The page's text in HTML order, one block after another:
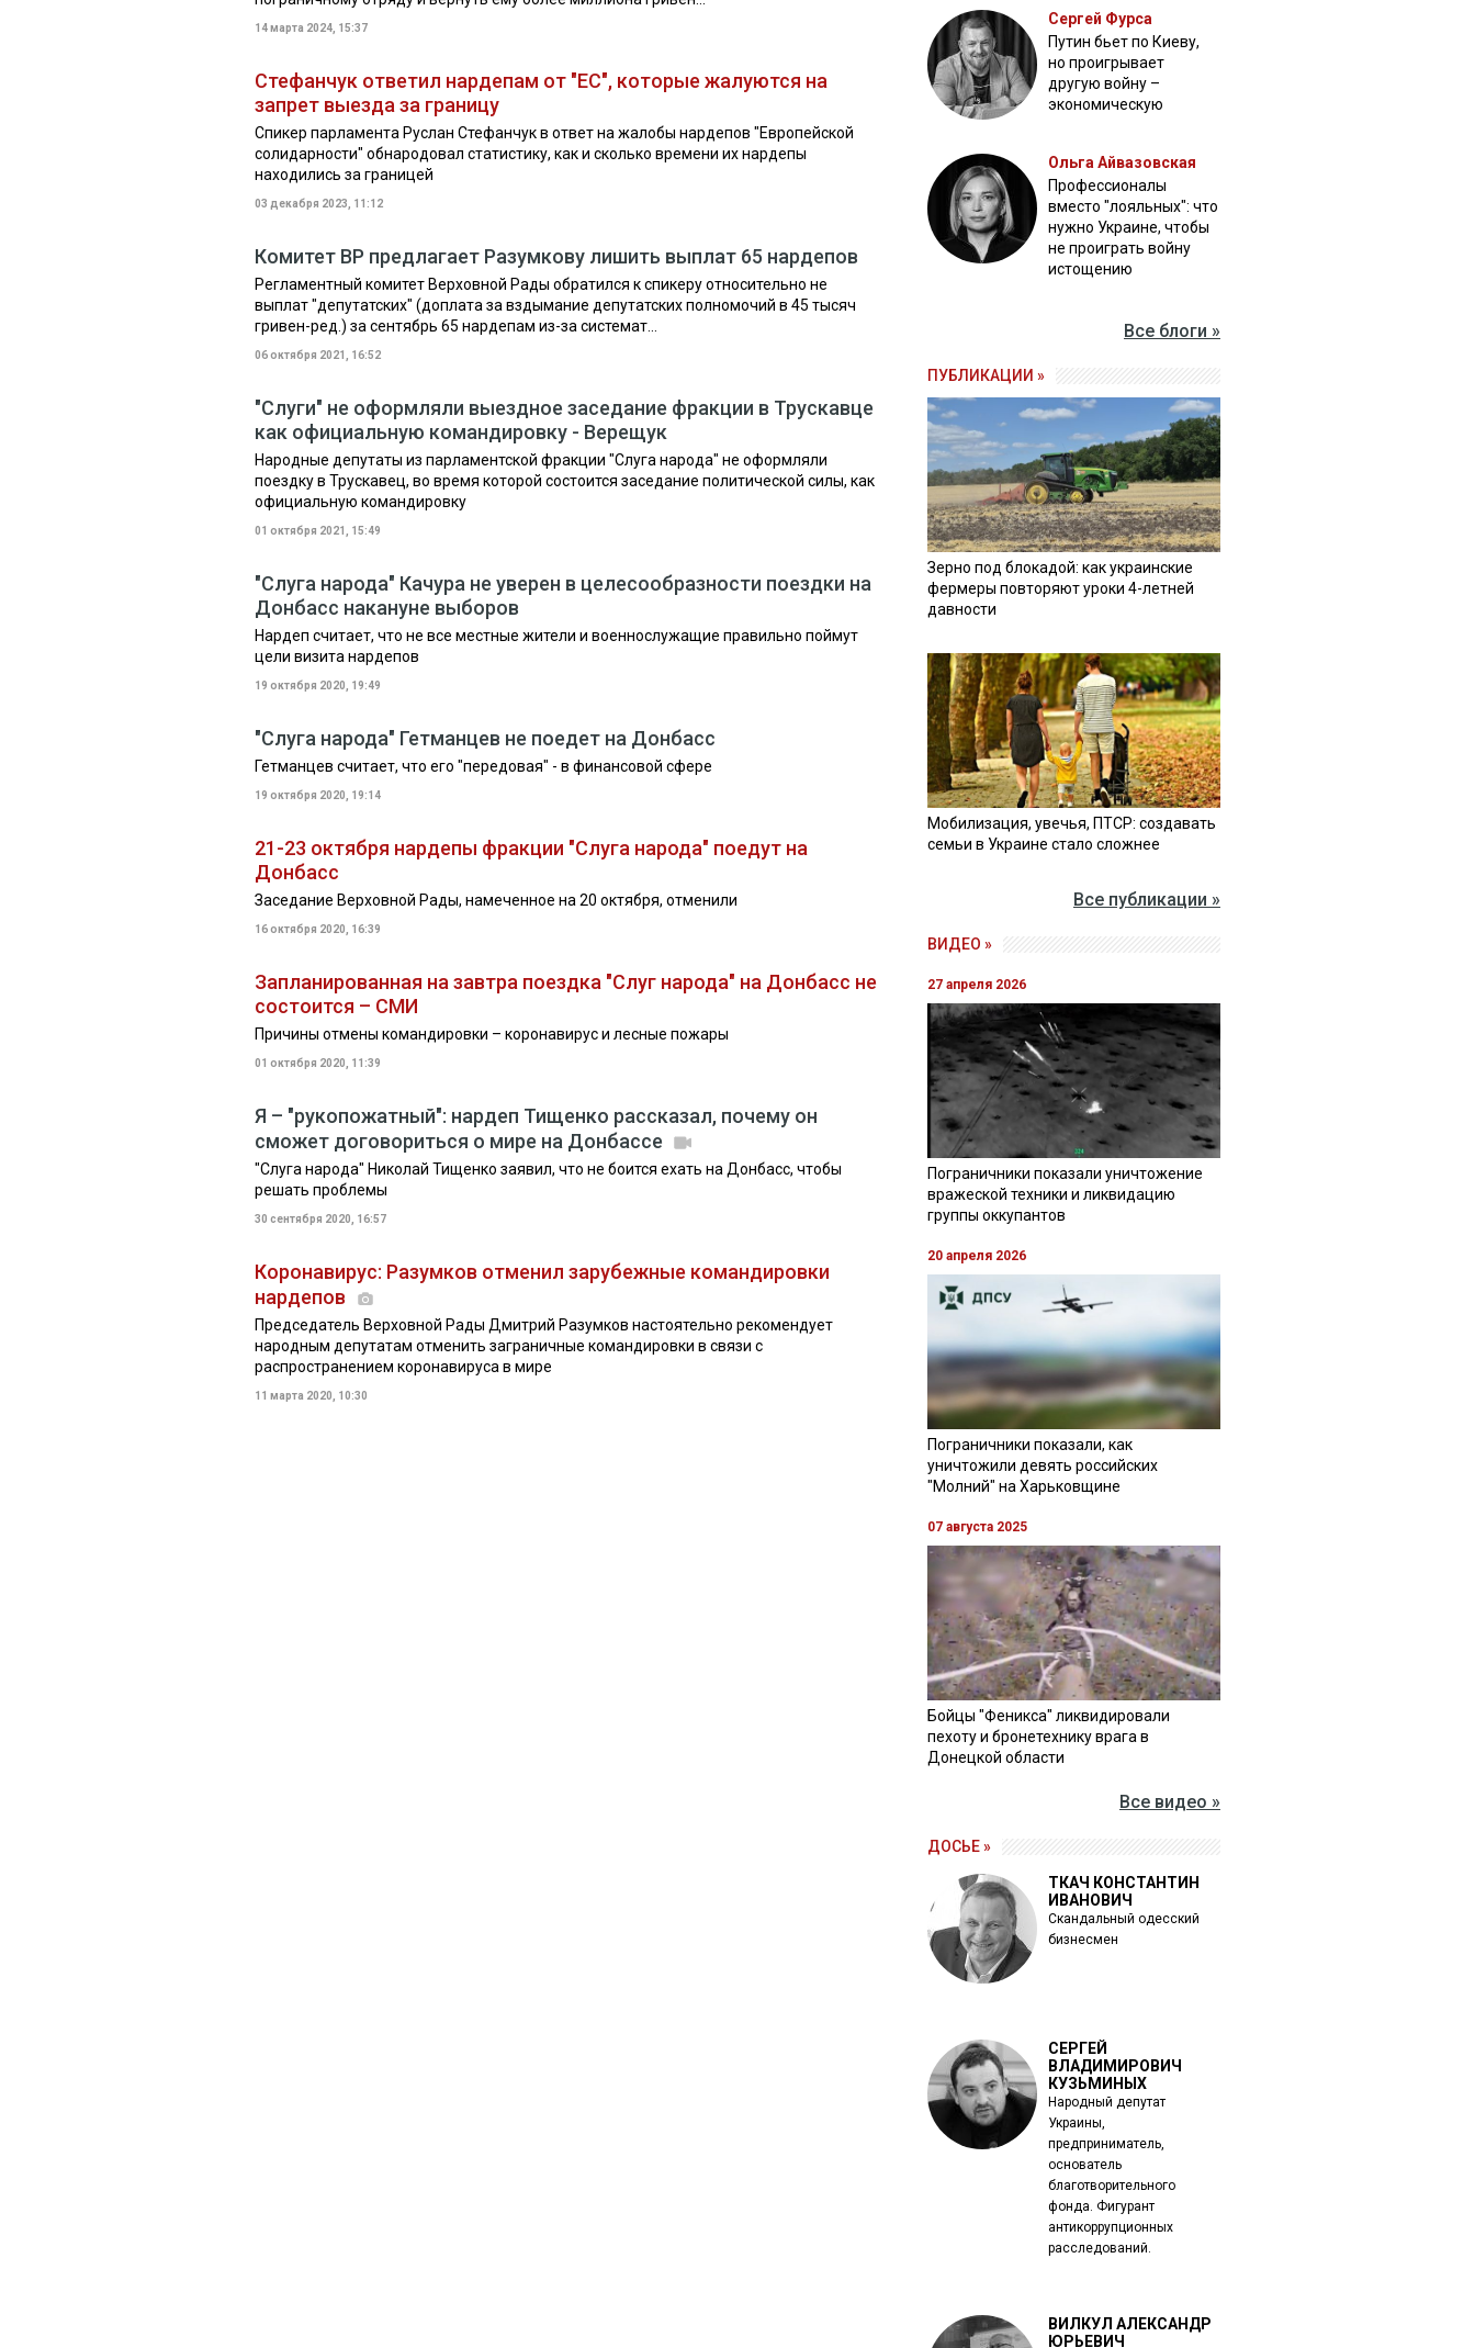
14 марта 2024, 15:37
Стефанчук ответил нардепам от "ЕС", которые жалуются на
запрет выезда за границу
Спикер парламента Руслан Стефанчук в ответ на жалобы нардепов "Европейской
солидарности" обнародовал статистику, как и сколько времени их нардепы
находились за границей
03 декабря 2023, 11:12
Комитет ВР предлагает Разумкову лишить выплат 65 нардепов
Регламентный комитет Верховной Рады обратился к спикеру относительно не
выплат "депутатских" (доплата за вздымание депутатских полномочий в 45 тысяч
гривен-ред.) за сентябрь 65 нардепам из-за системат...
06 октября 2021, 16:52
"Слуги" не оформляли выездное заседание фракции в Трускавце
как официальную командировку - Верещук
Народные депутаты из парламентской фракции "Слуга народа" не оформляли
поездку в Трускавец, во время которой состоится заседание политической силы, как
официальную командировку
01 октября 2021, 15:49
"Слуга народа" Качура не уверен в целесообразности поездки на
Донбасс накануне выборов
Нардеп считает, что не все местные жители и военнослужащие правильно поймут
цели визита нардепов
19 октября 2020, 19:49
"Слуга народа" Гетманцев не поедет на Донбасс
Гетманцев считает, что его "передовая" - в финансовой сфере
19 октября 2020, 19:14
21-23 октября нардепы фракции "Слуга народа" поедут на
Донбасс
Заседание Верховной Рады, намеченное на 20 октября, отменили
16 октября 2020, 16:39
Запланированная на завтра поездка "Слуг народа" на Донбасс не
состоится – СМИ
Причины отмены командировки – коронавирус и лесные пожары
01 октября 2020, 11:39
Я – "рукопожатный": нардеп Тищенко рассказал, почему он
сможет договориться о мире на Донбассе
"Слуга народа" Николай Тищенко заявил, что не боится ехать на Донбасс, чтобы
решать проблемы
30 сентября 2020, 16:57
Коронавирус: Разумков отменил зарубежные командировки
нардепов
Председатель Верховной Рады Дмитрий Разумков настоятельно рекомендует
народным депутатам отменить заграничные командировки в связи с
распространением коронавируса в мире
11 марта 2020, 10:30
Сергей Фурса
Путин бьет по Киеву,
но проигрывает
другую войну –
экономическую
Ольга Айвазовская
Профессионалы
вместо "лояльных": что
нужно Украине, чтобы
не проиграть войну
истощению
Все блоги »
ПУБЛИКАЦИИ »
Зерно под блокадой: как украинские
фермеры повторяют уроки 4-летней
давности
Мобилизация, увечья, ПТСР: создавать
семьи в Украине стало сложнее
Все публикации »
ВИДЕО »
27 апреля 2026
Пограничники показали уничтожение
вражеской техники и ликвидацию
группы оккупантов
20 апреля 2026
Пограничники показали, как
уничтожили девять российских
"Молний" на Харьковщине
07 августа 2025
Бойцы "Феникса" ликвидировали
пехоту и бронетехнику врага в
Донецкой области
Все видео »
ДОСЬЕ »
ТКАЧ КОНСТАНТИН
ИВАНОВИЧ
Скандальный одесский
бизнесмен
СЕРГЕЙ
ВЛАДИМИРОВИЧ
КУЗЬМИНЫХ
Народный депутат
Украины,
предприниматель,
основатель
благотворительного
фонда. Фигурант
антикоррупционных
расследований.
ВИЛКУЛ АЛЕКСАНДР
ЮРЬЕВИЧ